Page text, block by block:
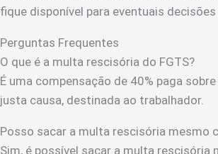
fique disponível para eventuais
Perguntas Frequentes
O que é a multa rescisória do FGTS?
É uma compensação de 40% paga
justa causa, destinada ao trabalhador.
Posso sacar a multa rescisória mesmo
Sim, é possível sacar a multa rescisória